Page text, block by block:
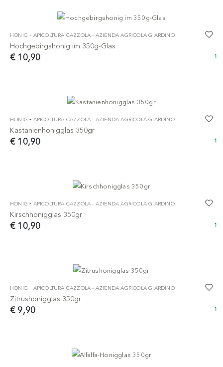
HONIG - APICOLTURA CAZZOLA - AZIENDA AGRICOLA GIARDINO
Hochgebirgshonig im 350g-Glas
€ 10,90 1
HONIG - APICOLTURA CAZZOLA - AZIENDA AGRICOLA GIARDINO
Kastanienhonigglas 350gr
€ 10,90 1
HONIG - APICOLTURA CAZZOLA - AZIENDA AGRICOLA GIARDINO
Kirschhonigglas 350gr
€ 10,90 1
HONIG - APICOLTURA CAZZOLA - AZIENDA AGRICOLA GIARDINO
Zitrushonigglas 350gr
€ 9,90 1